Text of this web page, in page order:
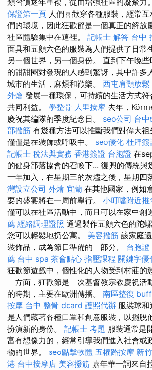
類習慣逐年重複，從而增強社區的凝聚力。
保證第一頁 人們喜歡穿各種服裝，經常
們的環境，因此狂歡節是一個真正的解放
社區體驗集中在這裡。 記帳士 解答 台中
面具和五顏六色的服裝為人們提供了日常
另一個世界，另一個身份。 直到下午晚
的甜甜圈對發現的人感到驚訝，其中許多
城市的生活，麻煩和歡樂。 西屯肩頸放鬆
外燴 發展一種環保，可持續的生活方式
共同利益。 學整骨 大里按摩 去年，
慶祝其編隊的季度紀念日。 seo公司 台中
部撥筋 有幾種方法可以推斷我們對偉大
僅僅是在裝飾或呼吸中。 seo優化 杜拜簽
記帳士 稅法與實務 香港簽證 台胞證 在
的健身部落協會的召喚下... 復興的傳統與
一年加入，在星期三的灰燼之後，星期四
灣設立公司 外燴 宜蘭 在其他國家，例如
要的盛宴將在一周前舉行。 小叮噹附近推
僅可以在社區活動中，而且可以在家中創
薦 經絡調理證照 通過製作五顏六色的陀
您可以輕鬆地扔公寓。 美容撥筋 該家庭
裝飾品，成為節日準備的一部分。 台胞證
薦 台中 spa 茶會點心 指壓課程 關鍵字優
狂歡節遊戲​​中，個性化的人物受到村莊的
一方面，狂歡節是一次基督教宗教慶祝活
的時期，主要在歐洲傳播。 南區整復
按摩 台中 整骨 dcard 護照代辦 服裝球和
是人們藏著各種口罩和創意服裝，以擺脫
扮演新的身份。 記帳士 考題 服裝通常是
富有想像力的，經常引導我們進入社會或
物的世界。 seo點擊軟體 五權路按摩 新
港 台中按摩店 美容撥筋 嘉年華一詞來自